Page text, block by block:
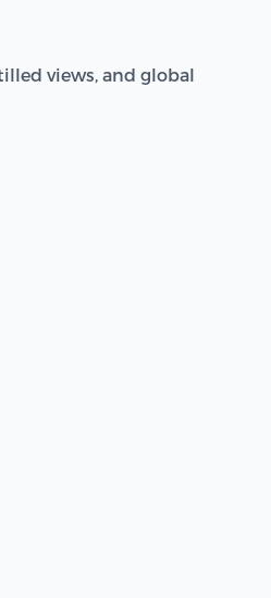
views, and global